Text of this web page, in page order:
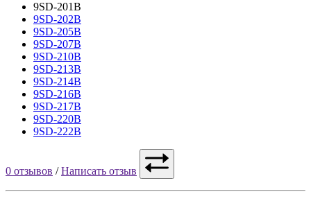
9SD-201B
9SD-202B
9SD-205B
9SD-207B
9SD-210B
9SD-213B
9SD-214B
9SD-216B
9SD-217B
9SD-220B
9SD-222B
0 отзывов /Написать отзыв